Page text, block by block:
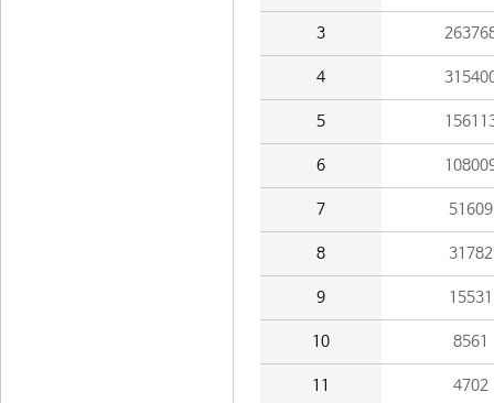
3
4
5
6
7 51609
8 31782
9 15531
10 8561
11 4702